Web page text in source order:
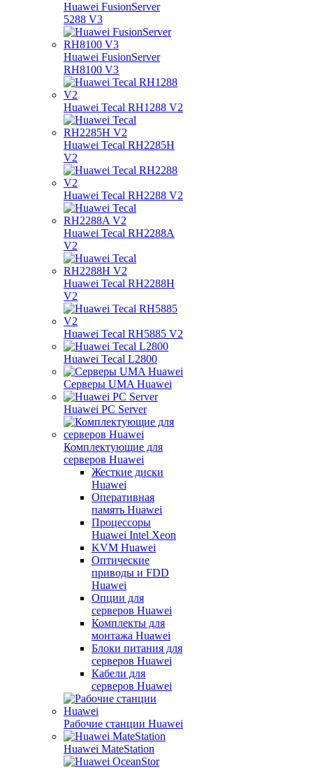
Huawei FusionServer
5288 V3
Huawei FusionServer
RH8100 V3
Huawei Tecal RH1288 V2
Huawei Tecal RH2285H
V2
Huawei Tecal RH2288 V2
Huawei Tecal RH2288A
V2
Huawei Tecal RH2288H
V2
Huawei Tecal RH5885 V2
Huawei Tecal L2800
Серверы UMA Huawei
Huawei PC Server
Комплектующие для
серверов Huawei
Жесткие диски
Huawei
Оперативная
память Huawei
Процессоры
Huawei Intel Xeon
KVM Huawei
Оптические
приводы и FDD
Huawei
Опции для
серверов Huawei
Комплекты для
монтажа Huawei
Блоки питания для
серверов Huawei
Кабели для
серверов Huawei
Рабочие станции Huawei
Huawei MateStation